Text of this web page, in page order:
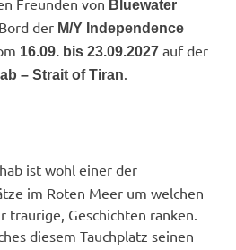
Freunden von Bluewater
der M/Y Independence
16.09. bis 23.09.2027 auf der
– Strait of Tiran.
ist wohl einer der
im Roten Meer um welchen
traurige, Geschichten ranken.
diesem Tauchplatz seinen